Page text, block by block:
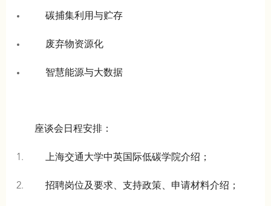
碳捕集利用与贮存
废弃物资源化
智慧能源与大数据
座谈会日程安排：
上海交通大学中英国际低碳学院介绍；
招聘岗位及要求、支持政策、申请材料介绍；